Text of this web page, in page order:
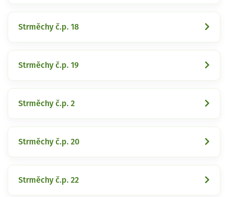
Strměchy č.p. 18
Strměchy č.p. 19
Strměchy č.p. 2
Strměchy č.p. 20
Strměchy č.p. 22